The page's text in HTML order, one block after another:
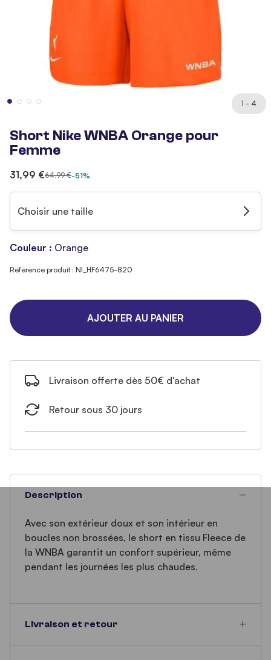
1 - 4
Short Nike WNBA Orange pour
Femme
31,99 €64,99 €-51%
Choisir une taille
Couleur : Orange
Référence produit : NI_HF6475-820
AJOUTER AU PANIER
Livraison offerte dès 50€ d'achat
Retour sous 30 jours
Description
Avec son extérieur doux et son intérieur en
boucles non brossées, le short en tissu Fleece de
la WNBA garantit un confort supérieur, même
pendant les journées les plus chaudes.
Livraison et retour